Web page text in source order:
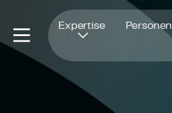
Expertise Personen
Öffnet in einem neuen Fenster